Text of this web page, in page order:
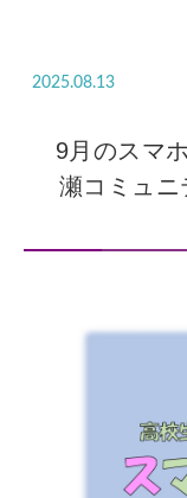
2025.08.13
9月のスマ
瀬コミュニ